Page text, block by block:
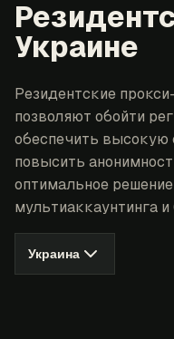
Украине
Резидентские
позволяют обойти
обеспечить высокую
повысить
оптимальное
мультиаккаунтинга и
Украина